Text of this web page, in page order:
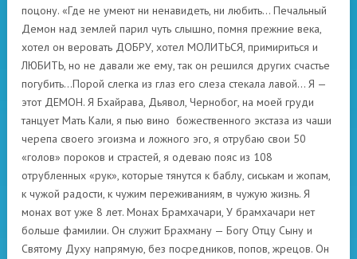
поцону. «Где не умеют ни ненавидеть, ни любить… Печальный
Демон над землей парил чуть слышно, помня прежние века,
хотел он веровать ДОБРУ, хотел МОЛИТЬСЯ, примириться и
ЛЮБИТЬ, но не давали же ему, так он решился других счастье
погубить…Порой слегка из глаз его слеза стекала лавой… Я —
этот ДЕМОН. Я Бхайрава, Дьявол, Чернобог, на моей груди
танцует Мать Кали, я пью вино божественного экстаза из чаши
черепа своего эгоизма и ложного эго, я отрубаю свои 50
«голов» пороков и страстей, я одеваю пояс из 108
отрубленных «рук», которые тянутся к баблу, сиськам и жопам,
к чужой радости, к чужим переживаниям, в чужую жизнь. Я
монах вот уже 8 лет. Монах Брамхачари, У брамхачари нет
больше фамилии. Он служит Брахману — Богу Отцу Сыну и
Святому Духу напрямую, без посредников, попов, жрецов. Он